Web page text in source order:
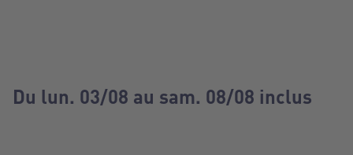
Du lun. 03/08 au sam. 08/08 inclus